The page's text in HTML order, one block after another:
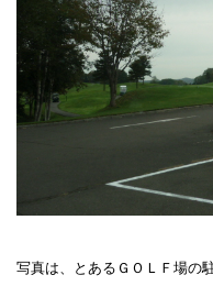
写真は、とあるＧＯＬＦ場の